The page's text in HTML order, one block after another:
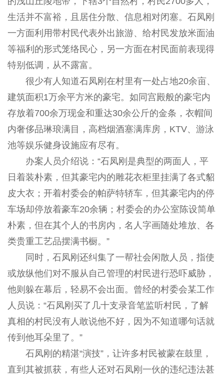
生活并不富裕，且居住分散、信息相对闭塞。石凤刚
一方面利用带村民代表外出旅游、给村民发放米面油
等福利的形式笼络民心，另一方面在村民面前表现得
特别低调，从不露富。
很少有人知道石凤刚在村里有一处占地20余亩、
建筑面积1万余平方米的豪宅。如同宫殿般的豪宅内
存放着700余万现金和重达30余公斤的金条，衣帽间
内奢侈品琳琅满目，高档烟酒塞满库房，KTV、游泳
池等娱乐健身设施应有尽有。
办案人员介绍说：“石凤刚是典型的两面人，平
日着装朴素，但其豪宅内的雕花衣柜里挂满了各式貂
皮大衣；开着村委会的帕萨特轿车，但其豪宅内的停
车场却停放着豪车20余辆；村委会的办公室陈设简单
朴素，但在其个人的书房内，名人字画随处堆放、各
类贵重工艺品摆满书橱。”
同时，石凤刚还纠集了一帮社会闲散人员，指使
或放纵他们对不服从自己管理的村民进行恐吓威胁，
他则躲在幕后，轻易不会出面。曾经的村委会某工作
人员说：“石凤刚买了几十支录音笔监听村民，了解
真相的村民没有人敢说他不好，因为不知道哪句话就
传到他耳朵里了。”
石凤刚的精湛“演技”，让许多村民被蒙在鼓里，
直到其被抓获，有些人还对石凤刚一伙的违纪违法甚